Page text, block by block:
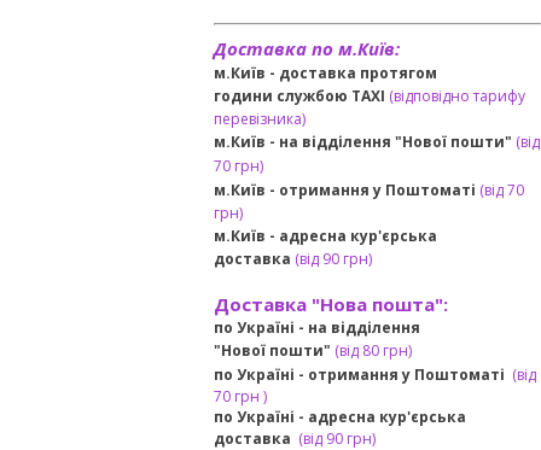
Доставка по м.Київ:
м.Київ - доставка протягом
години службою TAXI (відповідно тарифу
перевізника)
м.Київ - на відділення "Нової пошти" (від
70 грн)
м.Київ - отримання у Поштоматі (від 70
грн)
м.Київ - адресна кур'єрська
доставка (від90 грн)
Доставка "Нова пошта":
по Україні - на відділення
"Нової пошти" (від 80 грн)
по Україні - отримання у Поштоматі (від
70 грн )
по Україні - адресна кур'єрська
доставка (від90 грн)